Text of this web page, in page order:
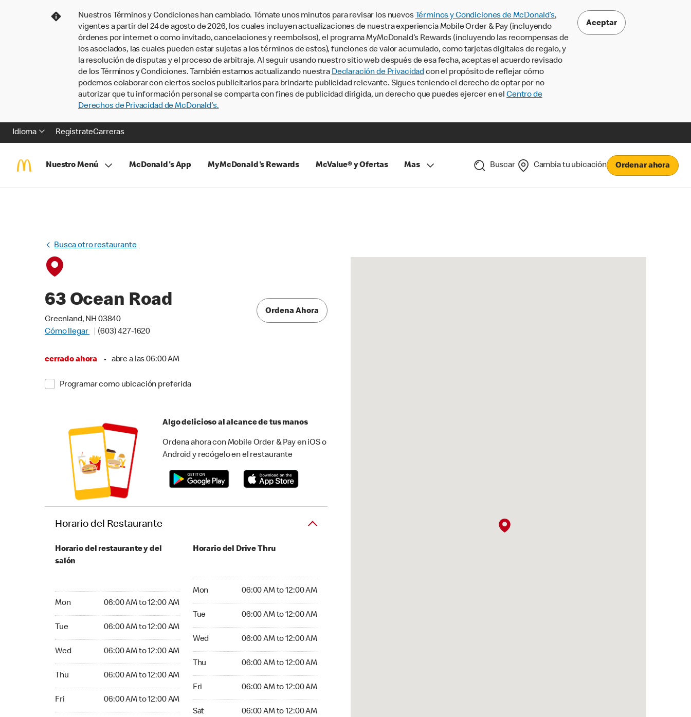
Nuestros Términos y Condiciones han cambiado. Tómate unos minutos para revisar los nuevos Términos y Condiciones de McDonald’s,
vigentes a partir del 24 de agosto de 2026, los cuales incluyen actualizaciones de nuestra experiencia Mobile Order & Pay (incluyendo
órdenes por internet o como invitado, cancelaciones y reembolsos), el programa MyMcDonald’s Rewards (incluyendo las recompensas de
los asociados, las cuales pueden estar sujetas a los términos de estos), funciones de valor acumulado, como tarjetas digitales de regalo, y
la resolución de disputas y el proceso de arbitraje. Al seguir usando nuestro sitio web después de esa fecha, aceptas el acuerdo revisado
de los Términos y Condiciones. También estamos actualizando nuestra Declaración de Privacidadcon el propósito de reflejar cómo
podemos colaborar con ciertos socios publicitarios para brindarte publicidad relevante. Sigues teniendo el derecho de optar por no
autorizar que tu información personal se comparta con fines de publicidad dirigida, un derecho que puedes ejercer en el Centro de
Derechos de Privacidad de McDonald’s.
Aceptar
Idioma RegístrateCarreras
Nuestro Menú McDonald's App MyMcDonald's Rewards McValue® y Ofertas Mas Buscar Cambia tu ubicación Ordenar ahora
Busca otro restaurante
63 Ocean Road
Greenland, NH 03840
Cómo llegar
(603) 427-1620
cerrado ahora • abre a las 06:00 AM
Programar como ubicación preferida
Ordena Ahora
Algo delicioso al alcance de tus manos
Ordena ahora con Mobile Order & Pay en iOS o
Android y recógelo en el restaurante
Horario del Restaurante
Horario del restaurante y del
salón
Mon 06:00 AM to 12:00 AM
Tue 06:00 AM to 12:00 AM
Wed 06:00 AM to 12:00 AM
Thu 06:00 AM to 12:00 AM
Fri 06:00 AM to 12:00 AM
Horario del Drive Thru
Mon 06:00 AM to 12:00 AM
Tue 06:00 AM to 12:00 AM
Wed 06:00 AM to 12:00 AM
Thu 06:00 AM to 12:00 AM
Fri 06:00 AM to 12:00 AM
Sat 06:00 AM to 12:00 AM